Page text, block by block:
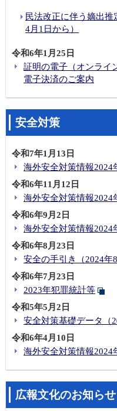
民法改正に伴う嫡出
4月1日から）
令和6年1月25日
証明の電子（オンライ
電子決済のご案内
安全対策
令和7年1月13日
海外安全対策情報2024
令和6年11月12日
海外安全対策情報2024
令和6年9月2日
海外安全対策情報2024
令和6年8月23日
安全の手引き（2024年8
令和6年7月23日
2023年犯罪統計等
令和5年5月2日
安全対策基礎データ（
令和6年4月10日
海外安全対策情報2024
広報文化のお知らせ